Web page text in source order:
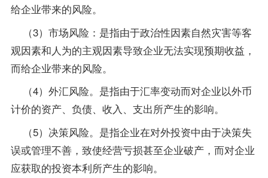
给企业带来的风险。
（3）市场风险：是指由于政治性因素自然灾害等客
观因素和人为的主观因素导致企业无法实现预期收益，
而给企业带来的风险。
（4）外汇风险。是指由于汇率变动而对企业以外币
计价的资产、负债、收入、支出所产生的影响。
（5）决策风险。是指企业在对外投资中由于决策失
误或管理不善，致使经营亏损甚至企业破产，而对企业
应获取的投资本利所产生的影响。